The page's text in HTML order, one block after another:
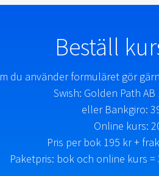
Beställ
du använder formuläret gör
Swish: Golden Path AB
eller Bankgiro:
Online kurs:
Pris per bok 195 kr +
Paketpris: bok och online kurs